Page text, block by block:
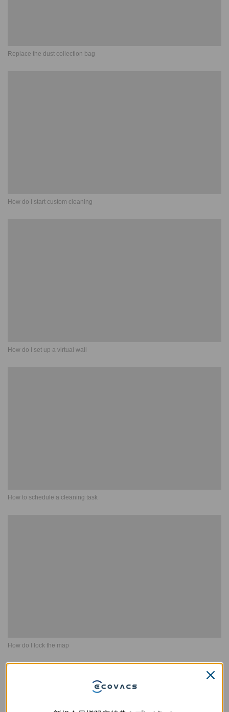
Replace the dust collection bag
How do I start custom cleaning
How do I set up a virtual wall
How to schedule a cleaning task
How do I lock the map